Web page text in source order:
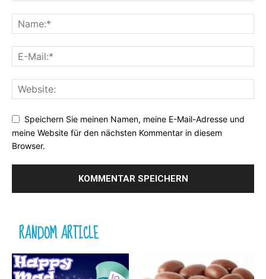
Speichern Sie meinen Namen, meine E-Mail-Adresse und
meine Website für den nächsten Kommentar in diesem
Browser.
RANDOM ARTICLE